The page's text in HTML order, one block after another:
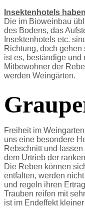
Insektenhotels
Die im Bioweinbau
des Bodens, das
Insektenhotels etc.
Richtung, doch gehen
ist es, beständige und
Mitbewohner der
werden Weingärten.
Freiheit im
uns eine besondere
Rebschnitt und
dem Urtrieb der
Die Reben können
entfalten, werden
und regeln ihren
Trauben reifen mit
ist im Endeffekt